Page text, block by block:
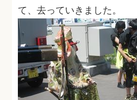
て、去っていきました。